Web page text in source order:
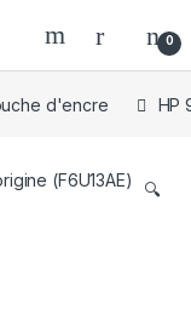
0
d'encre HP
🔍